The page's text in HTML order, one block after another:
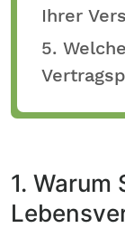
Ihrer
5.
1. Warum